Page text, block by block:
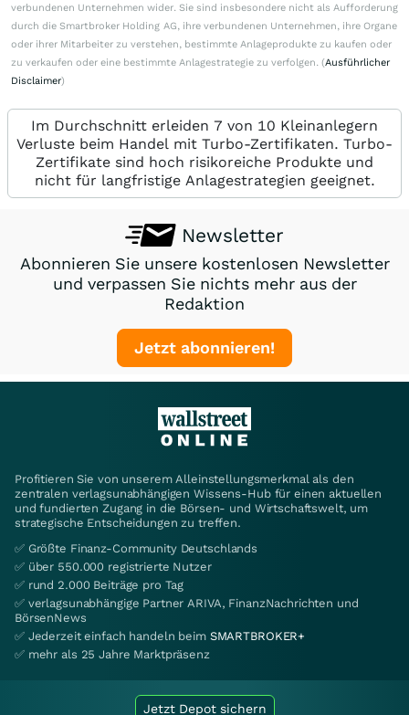
verbundenen Unternehmen wider. Sie sind insbesondere nicht als Aufforderung
durch die Smartbroker Holding AG, ihre verbundenen Unternehmen, ihre Organe
oder ihrer Mitarbeiter zu verstehen, bestimmte Anlageprodukte zu kaufen oder
zu verkaufen oder eine bestimmte Anlagestrategie zu verfolgen. (Ausführlicher
Disclaimer)
Im Durchschnitt erleiden 7 von 10 Kleinanlegern
Verluste beim Handel mit Turbo-Zertifikaten. Turbo-
Zertifikate sind hoch risikoreiche Produkte und
nicht für langfristige Anlagestrategien geeignet.
Newsletter
Abonnieren Sie unsere kostenlosen Newsletter
und verpassen Sie nichts mehr aus der
Redaktion
Jetzt abonnieren!
Profitieren Sie von unserem Alleinstellungsmerkmal als den
zentralen verlagsunabhängigen Wissens-Hub für einen aktuellen
und fundierten Zugang in die Börsen- und Wirtschaftswelt, um
strategische Entscheidungen zu treffen.
✅ Größte Finanz-Community Deutschlands
✅ über 550.000 registrierte Nutzer
✅ rund 2.000 Beiträge pro Tag
✅ verlagsunabhängige Partner ARIVA, FinanzNachrichten und
BörsenNews
✅ Jederzeit einfach handeln beim SMARTBROKER+
✅ mehr als 25 Jahre Marktpräsenz
Jetzt Depot sichern